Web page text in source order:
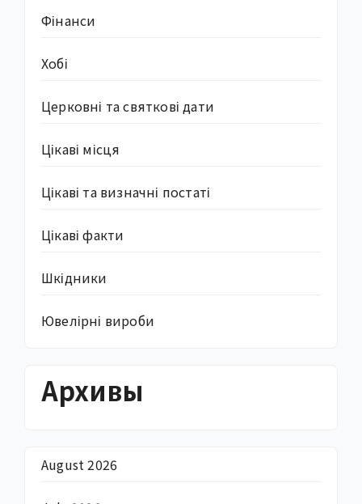
Фінанси
Хобі
Церковні та святкові дати
Цікаві місця
Цікаві та визначні постаті
Цікаві факти
Шкідники
Ювелірні вироби
Архивы
August 2026